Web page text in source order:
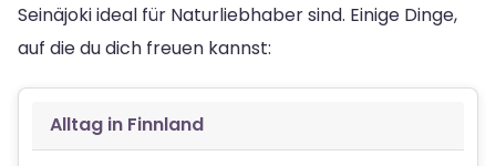
Seinäjoki ideal für Naturliebhaber sind. Einige Dinge,
auf die du dich freuen kannst:
Alltag in Finnland